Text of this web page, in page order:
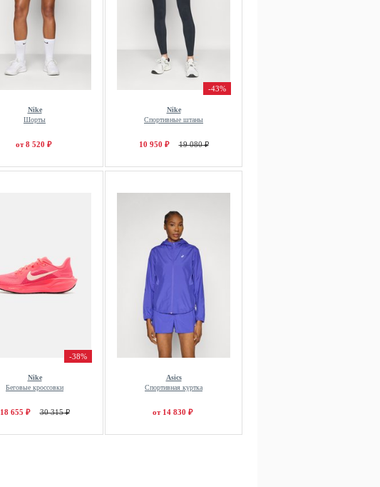
Nike
Шорты
от 8 520 ₽
-43%
Nike
Спортивные штаны
10 950 ₽ 19 080 ₽
-38%
Nike
Беговые кроссовки
18 655 ₽ 30 315 ₽
Asics
Спортивная куртка
от 14 830 ₽